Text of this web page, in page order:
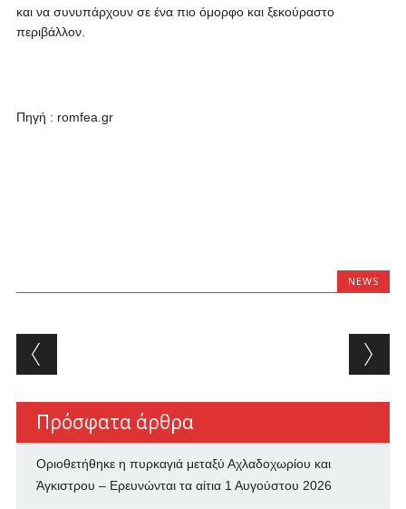
και να συνυπάρχουν σε ένα πιο όμορφο και ξεκούραστο
περιβάλλον.
Πηγή : romfea.gr
NEWS
Post navigation
Πρόσφατα άρθρα
Οριοθετήθηκε η πυρκαγιά μεταξύ Αχλαδοχωρίου και
Άγκιστρου – Ερευνώνται τα αίτια 1 Αυγούστου 2026